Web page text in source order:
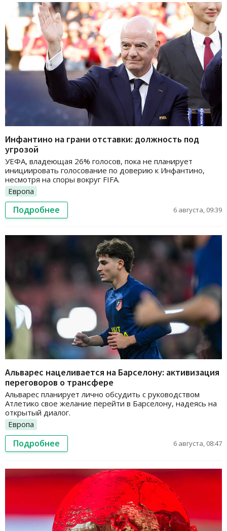
Инфантино на грани отставки: должность под
угрозой
УЕФА, владеющая 26% голосов, пока не планирует
инициировать голосование по доверию к Инфантино,
несмотря на споры вокруг FIFA.
Европа
Подробнее 6 августа, 09:39
Альварес нацеливается на Барселону: активизация
переговоров о трансфере
Альварес планирует лично обсудить с руководством
Атлетико свое желание перейти в Барселону, надеясь на
открытый диалог.
Европа
Подробнее 6 августа, 08:47